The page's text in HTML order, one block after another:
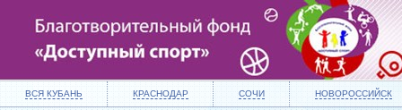
ВСЯ КУБАНЬ КРАСНОДАР СОЧИ НОВОРОССИЙСК